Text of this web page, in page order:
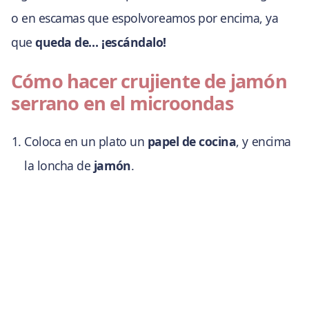
o en escamas que espolvoreamos por encima, ya
quequeda de… ¡escándalo!
Cómo hacer crujiente de jamón
serrano en el microondas
Coloca en un plato un papel de cocina, y encima
la loncha de jamón.